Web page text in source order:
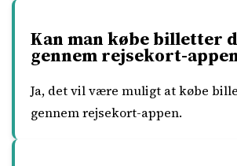
Kan man købe billetter
gennem rejsekort-
Ja, det vil være muligt at købe
gennem rejsekort-appen.